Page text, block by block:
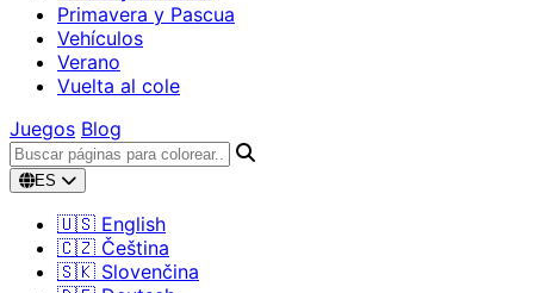
Primavera y Pascua
Vehículos
Verano
Vuelta al cole
Juegos Blog
ES
🇺🇸 English
🇨🇿 Čeština
🇸🇰 Slovenčina